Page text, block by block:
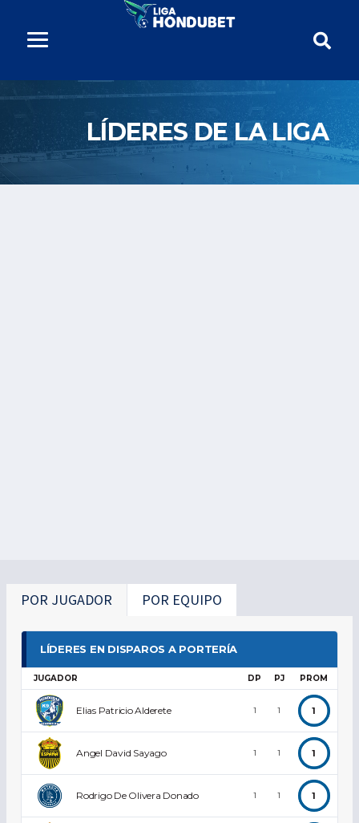
LÍDERES DE LA LIGA
POR JUGADOR POR EQUIPO
LÍDERES EN DISPAROS A PORTERÍA
JUGADOR DP PJ PROM
Elias Patricio Alderete 1 1 1
Angel David Sayago 1 1 1
Rodrigo De Olivera Donado 1 1 1